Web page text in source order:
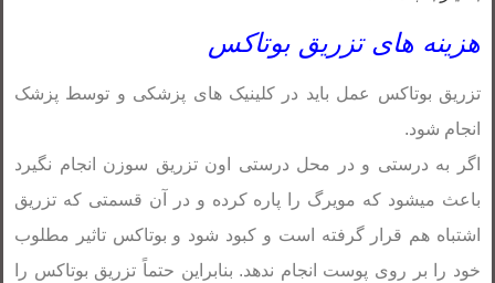
هزینه های تزریق بوتاکس
تزریق بوتاکس عمل باید در کلینیک های پزشکی و توسط پزشک
انجام شود.
اگر به درستی و در محل درستی اون تزریق سوزن انجام نگیرد
باعث میشود که مویرگ را پاره کرده و در آن قسمتی که تزریق
اشتباه هم قرار گرفته است و کبود شود و بوتاکس تاثیر مطلوب
خود را بر روی پوست انجام ندهد. بنابراین حتماً تزریق بوتاکس را